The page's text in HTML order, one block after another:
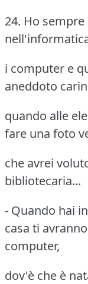
24. Ho
i computer e
aneddoto
quando alle
fare una foto
che avrei
bibliotecaria...
- Quando hai
casa ti
computer,
dov'è che è